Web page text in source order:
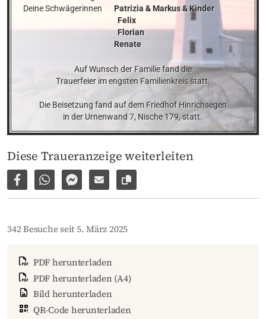
Deine Schwägerinnen
Patrizia & Markus & Kinder
  Felix
  Florian
Renate
Auf Wunsch der Familie fand die
Trauerfeier im engsten Familienkreis statt.
Die Beisetzung fand auf dem Friedhof Hinrichsegen
in der Urnenwand 7, Nische 179, statt.
Diese Traueranzeige weiterleiten
Auf Facebook teilen
Per WhatsApp weiterleiten
Per Facebook Messenger weiterleiten
Per E-Mail versenden
Link zur Seite kopieren
342 Besuche seit 5. März 2025
PDF herunterladen
PDF herunterladen (A4)
Bild herunterladen
QR-Code herunterladen